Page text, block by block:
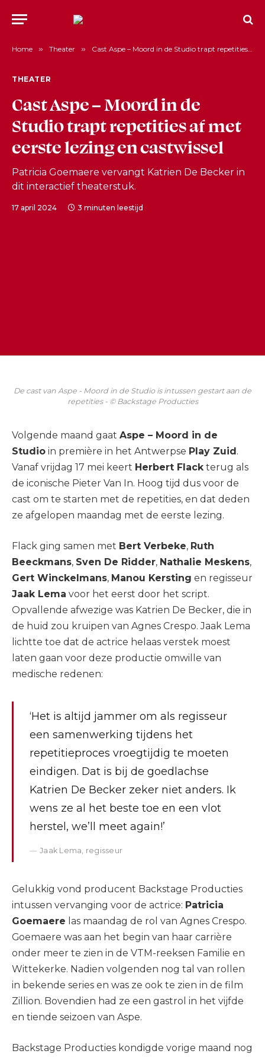
Home » Theater » Cast Aspe – Moord in de Studio trapt repetities af met eerste lezing en castwissel
THEATER
Cast Aspe – Moord in de
Studio trapt repetities af met
eerste lezing en castwissel
Patricia Goemaere vervangt Katrien De Becker in
dit interactief theaterstuk.
17 april 2024 3 minuten leestijd
De cast van Aspe - Moord in de Studio is intussen gestart aan de
repetities - © Backstage Producties
Volgende maand gaat Aspe – Moord in de
Studio in première in het Antwerpse Play Zuid .
Vanaf vrijdag 17 mei keert Herbert Flackterug als
de iconische Pieter Van In. Hoog tijd dus voor de
cast om te starten met de repetities, en dat deden
ze afgelopen maandag met de eerste lezing.
Flack ging samen met Bert Verbeke, Ruth
Beeckmans, Sven De Ridder, Nathalie Meskens,
Gert Winckelmans, Manou Kersting en regisseur
Jaak Lema voor het eerst door het script.
Opvallende afwezige was Katrien De Becker, die in
de huid zou kruipen van Agnes Crespo. Jaak Lema
lichtte toe dat de actrice helaas verstek moest
laten gaan voor deze productie omwille van
medische redenen:
‘Het is altijd jammer om als regisseur
een samenwerking tijdens het
repetitieproces vroegtijdig te moeten
eindigen. Dat is bij de goedlachse
Katrien De Becker zeker niet anders. Ik
wens ze al het beste toe en een vlot
herstel, we’ll meet again!’
Jaak Lema, regisseur
Gelukkig vond producent Backstage Producties
intussen vervanging voor de actrice: Patricia
Goemaere las maandag de rol van Agnes Crespo.
Goemaere was aan het begin van haar carrière
onder meer te zien in de VTM-reeksen Familie en
Wittekerke. Nadien volgenden nog tal van rollen
in bekende series en was ze ook te zien in de film
Zillion. Bovendien had ze een gastrol in het vijfde
en tiende seizoen van Aspe.
Backstage Producties kondigde vorige maand nog